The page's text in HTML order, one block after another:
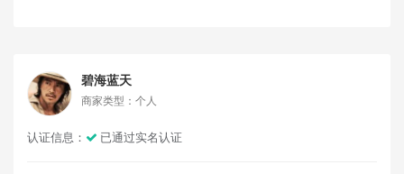
碧海蓝天
商家类型：个人
认证信息： 已通过实名认证